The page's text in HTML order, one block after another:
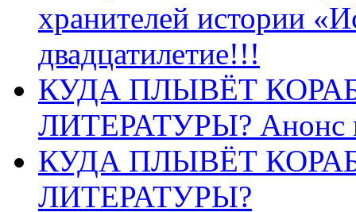
хранителей истории
двадцатилетие!!!
КУДА ПЛЫВЁТ
ЛИТЕРАТУРЫ? Анонс
КУДА ПЛЫВЁТ
ЛИТЕРАТУРЫ?